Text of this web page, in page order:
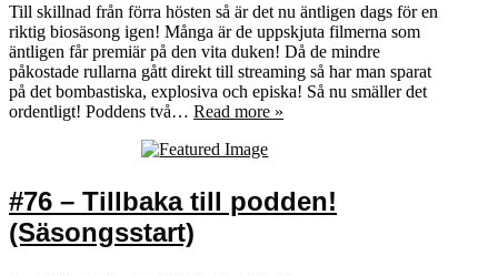
Till skillnad från förra hösten så är det nu äntligen dags för en
riktig biosäsong igen! Många är de uppskjuta filmerna som
äntligen får premiär på den vita duken! Då de mindre
påkostade rullarna gått direkt till streaming så har man sparat
på det bombastiska, explosiva och episka! Så nu smäller det
ordentligt! Poddens två… Read more »
#76 – Tillbaka till podden!
(Säsongsstart)